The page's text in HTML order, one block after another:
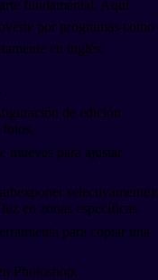
fundamental. Aquí
por programas como
en inglés:
de edición
fotos.
mueves para ajustar
selectivamente):
en zonas específicas.
para copiar una
Photoshop.